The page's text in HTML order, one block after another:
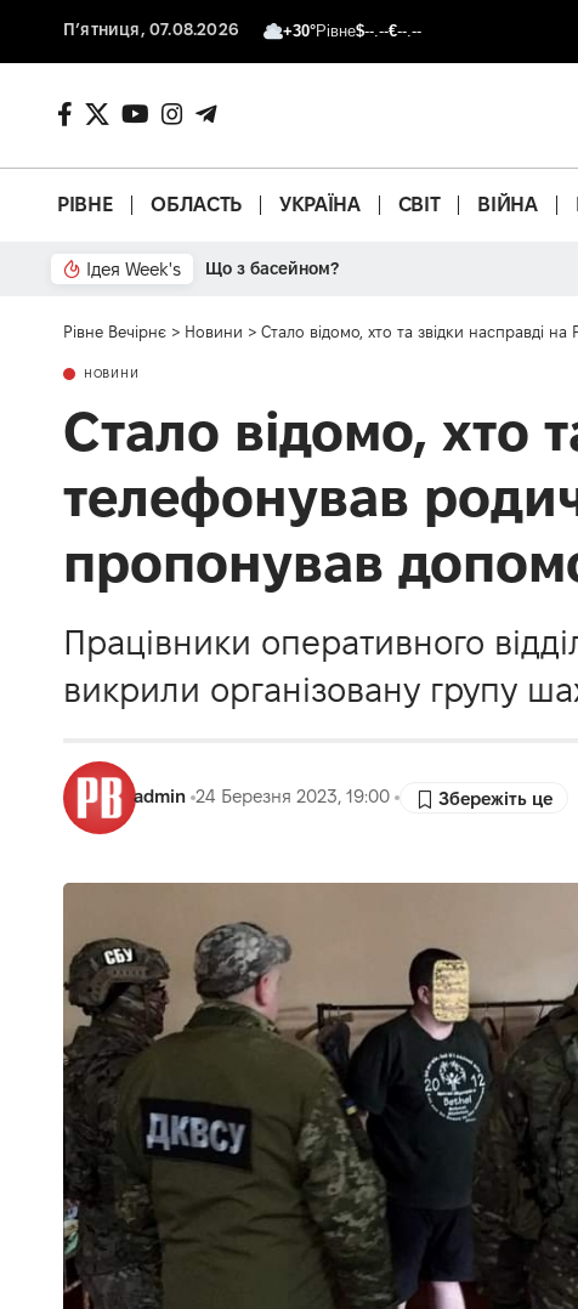
П’ятниця, 07.08.2026 +30°Рівне$--.--€--.--
РІВНЕ ОБЛАСТЬ УКРАЇНА СВІТ ВІЙНА
Ідея Week's Що з басейном?
Рівне Вечірнє > Новини > Стало відомо, хто та звідки насправді
НОВИНИ
Стало відомо, хто
телефонував
пропонував
Працівники оперативного
викрили організовану групу
admin 24 Березня 2023, 19:00